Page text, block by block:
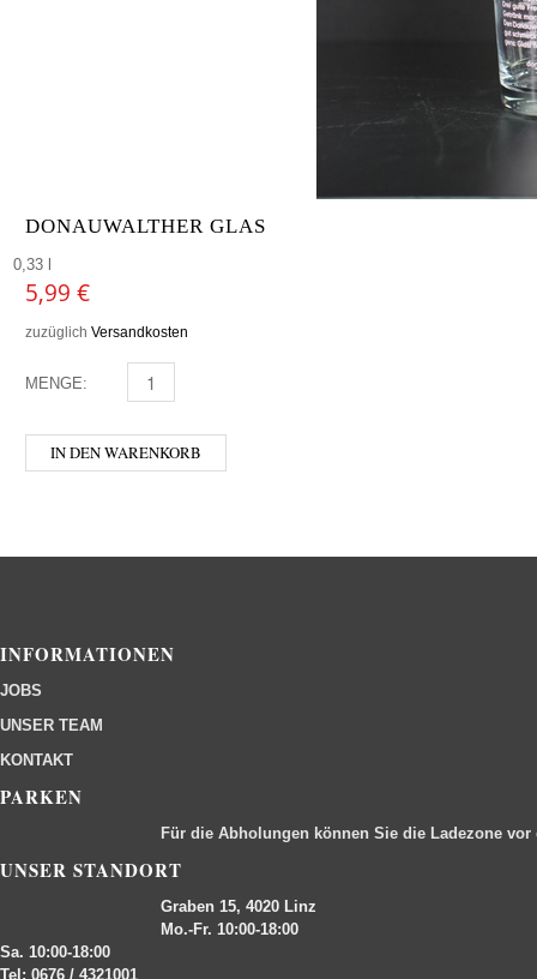
DONAUWALTHER GLAS
0,33 l
5,99 €
zuzüglich Versandkosten
MENGE: DONAUWALTHER GLAS MENGE
IN DEN WARENKORB
INFORMATIONEN
JOBS
UNSER TEAM
KONTAKT
PARKEN
Für die Abholungen können Sie die Ladezone
UNSER STANDORT
Graben 15, 4020 Linz
Mo.-Fr. 10:00-18:00
Sa. 10:00-18:00
Tel: 0676 / 4321001